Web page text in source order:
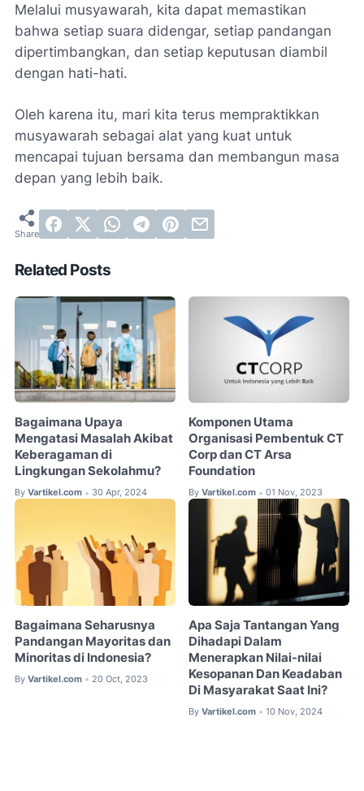
Melalui musyawarah, kita dapat memastikan
bahwa setiap suara didengar, setiap pandangan
dipertimbangkan, dan setiap keputusan diambil
dengan hati-hati.
Oleh karena itu, mari kita terus mempraktikkan
musyawarah sebagai alat yang kuat untuk
mencapai tujuan bersama dan membangun masa
depan yang lebih baik.
Related Posts
Bagaimana Upaya
Mengatasi Masalah Akibat
Keberagaman di
Lingkungan Sekolahmu?
By Vartikel.com • 30 Apr, 2024
Komponen Utama
Organisasi Pembentuk CT
Corp dan CT Arsa
Foundation
By Vartikel.com • 01 Nov, 2023
Bagaimana Seharusnya
Pandangan Mayoritas dan
Minoritas di Indonesia?
By Vartikel.com • 20 Oct, 2023
Apa Saja Tantangan Yang
Dihadapi Dalam
Menerapkan Nilai-nilai
Kesopanan Dan Keadaban
Di Masyarakat Saat Ini?
By Vartikel.com • 10 Nov, 2024